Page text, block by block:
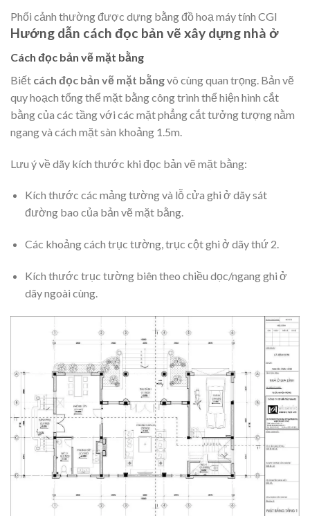
Phối cảnh thường được dựng bằng đồ hoạ máy tính CGI
Hướng dẫn cách đọc bản vẽ xây dựng nhà ở
Cách đọc bản vẽ mặt bằng
Biết cách đọc bản vẽ mặt bằngvô cùng quan trọng. Bản vẽ
quy hoạch tổng thể mặt bằng công trình thể hiện hình cắt
bằng của các tầng với các mặt phẳng cắt tưởng tượng nằm
ngang và cách mặt sàn khoảng 1.5m.
Lưu ý về dãy kích thước khi đọc bản vẽ mặt bằng:
Kích thước các mảng tường và lỗ cửa ghi ở dãy sát
đường bao của bản vẽ mặt bằng.
Các khoảng cách trục tường, trục cột ghi ở dãy thứ 2.
Kích thước trục tường biên theo chiều dọc/ngang ghi ở
dãy ngoài cùng.